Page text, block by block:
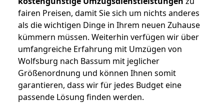
fairen Preisen, damit Sie sich um nichts anderes
als die wichtigen Dinge in Ihrem neuen Zuhause
kümmern müssen. Weiterhin verfügen wir über
umfangreiche Erfahrung mit Umzügen von
Wolfsburg nach Bassum mit jeglicher
Größenordnung und können Ihnen somit
garantieren, dass wir für jedes Budget eine
passende Lösung finden werden.